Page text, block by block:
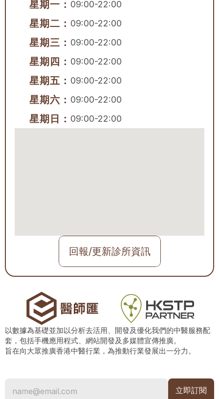
星期一： 09:00-22:00
星期二： 09:00-22:00
星期三： 09:00-22:00
星期四： 09:00-22:00
星期五： 09:00-22:00
星期六： 09:00-22:00
星期日： 09:00-22:00
回報/更新診所資訊
以數據為基礎並加以分析去活用、開發及優化我們的中醫服務配
套，包括手機應用程式、網站開發及多媒體宣傳推廣。
旨在向大眾推廣香港中醫行業，為推動行業發展出一分力。